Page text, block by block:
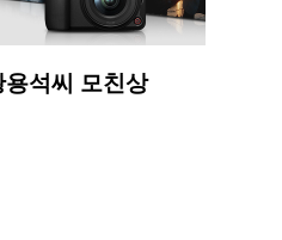
석씨 모친상